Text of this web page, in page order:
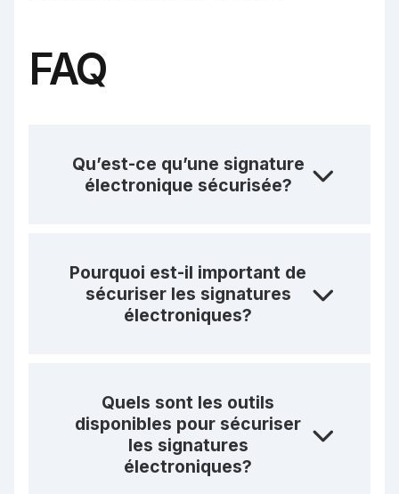
FAQ
Qu’est-ce qu’une signature
électronique sécurisée?
Pourquoi est-il important de
sécuriser les signatures
électroniques?
Quels sont les outils
disponibles pour sécuriser
les signatures
électroniques?